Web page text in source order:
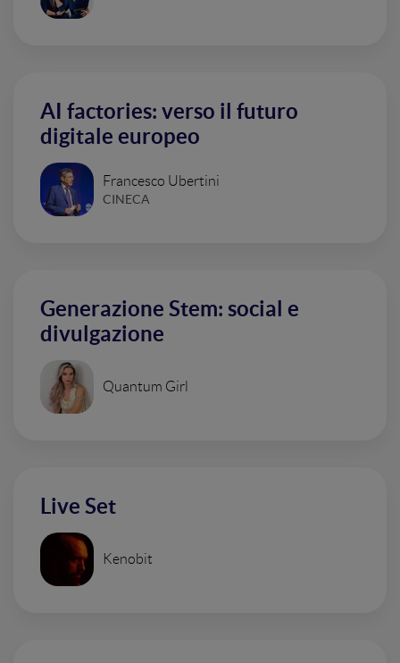
AI factories: verso il futuro
digitale europeo
Francesco Ubertini
CINECA
Generazione Stem: social e
divulgazione
Quantum Girl
Live Set
Kenobit